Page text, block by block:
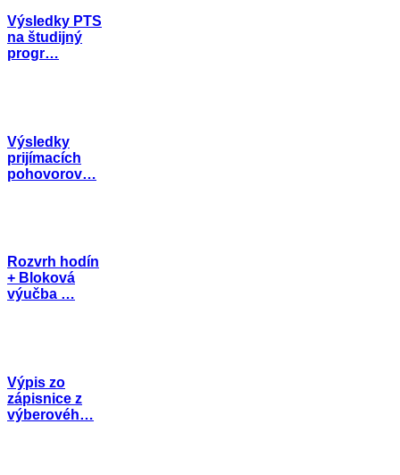
Výsledky PTS
na študijný
progr…
Výsledky
prijímacích
pohovorov…
Rozvrh hodín
+ Bloková
výučba …
Výpis zo
zápisnice z
výberovéh…